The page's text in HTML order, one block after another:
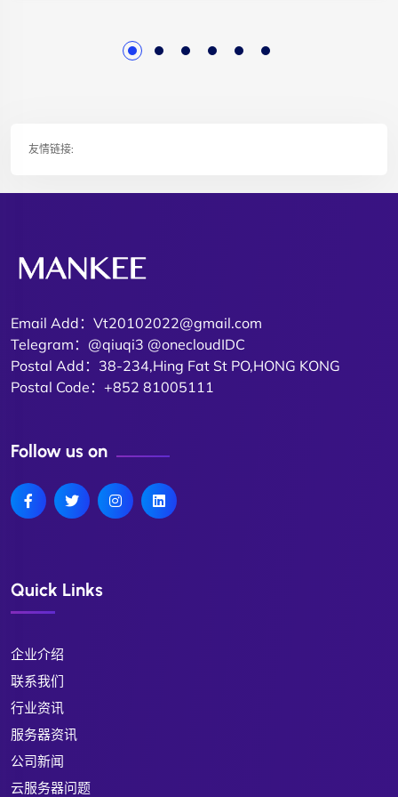
友情链接:
Email Add：Vt20102022@gmail.com
Telegram：@qiuqi3 @onecloudIDC
Postal Add：38-234,Hing Fat St PO,HONG KONG
Postal Code：+852 81005111
Follow us on
Quick Links
企业介绍
联系我们
行业资讯
服务器资讯
公司新闻
云服务器问题